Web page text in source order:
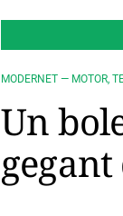
MODERNET — MOTOR,
Un